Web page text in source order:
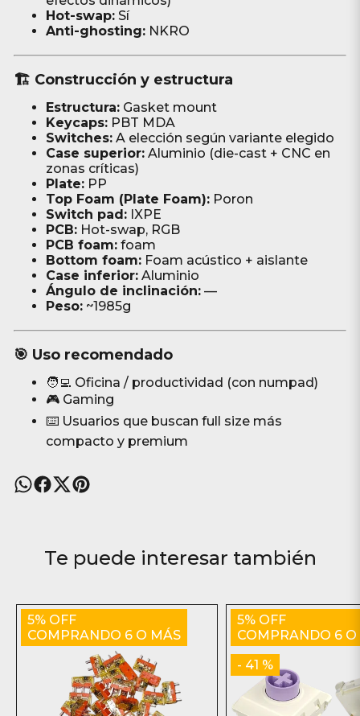
Hot-swap:Sí
Anti-ghosting:NKRO
🏗️ Construcción y estructura
Estructura:Gasket mount
Keycaps:PBT MDA
Switches:A elección según variante elegido
Case superior:Aluminio (die-cast + CNC en
zonas críticas)
Plate:PP
Top Foam (Plate Foam):Poron
Switch pad:IXPE
PCB:Hot-swap, RGB
PCB foam:foam
Bottom foam:Foam acústico + aislante
Case inferior:Aluminio
Ángulo de inclinación:—
Peso:~1985g
🎯 Uso recomendado
🧑‍💻 Oficina / productividad (con numpad)
🎮 Gaming
⌨️ Usuarios que buscan full size más
compacto y premium
Te puede interesar también
5% OFF
COMPRANDO 6 O MÁS
5% OFF
COMPRANDO 6 O
- 41 %